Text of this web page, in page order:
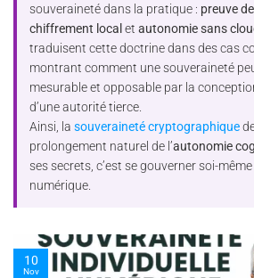
souveraineté dans la pratique : preuve
chiffrement local etautonomie sans
traduisent cette doctrine dans des cas
montrant comment une souveraineté
mesurable et opposable par la
d’une autorité tierce.
Ainsi, lasouveraineté cryptographique
prolongement naturel de l’autonomie
ses secrets, c’est se gouverner soi-
numérique.
10
Nov